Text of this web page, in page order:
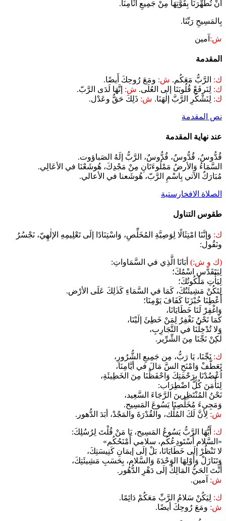
أَنْ تُطهِّرَنَا بِقُوَّتِهَا مِنْ جَمِيعِ آثَامِنَا.
بِالمَسِيحِ رَبِّنَا.
ش: آمين
المقدمة
ك: الرَّبُّ مَعَكُم. ش: ومَعَ رُوحِكَ أَيضًا.
ك: لِنَرفَعْ قُلُوبَنَا إلى العُلَى. ش: إنَّهَا لَدَى الرَّبّ.
ك: لِنَشْكُرِ الرَّبَّ إلٰهَنَا. ش: ذَلِكَ حَقٌّ وعَدْل.
نص المقدمة
عند نهاية المقدمة
قُدُّوسٌ، قُدُّوسٌ، قُدُّوسٌ، الرَّبُّ إلَهُ الصَباؤوت.
السَّمَاءُ وَالأرضُ مَمْلُوءَتَانِ مِنْ مَجْدِكَ، هُوشَعْنَا في الأعَالِي.
مُبَارَكٌ الآتي بِاسْمِ الرَّبّ، هُوشَعنا في الأعالي.
الصلاة الافخارستية
طقوس التناول
ك: وَإنَّنَا امْتِثَالًا لِوَصِيَّةِ المُخَلِّصِ، وَاسْتِنَادًا إلَى تَعْلِيمِهِ الإلٰهِيّ، نَجْسُرُ
ونَقُول:
(ك و ش:) أبَانَا الَّذِي في السَّمَاواتِ:
لِيَتَقَدَّسِ اسْمُكَ؛
لِيَأْتِ مَلَكُوتُكَ؛
لِتَكُنْ مَشِيئَتُكَ، كَمَا في السَّمَاءِ كَذٰلِكَ عَلَى الأرْض.
أَعْطِنَا خُبْزَنَا كَفَافَ يَوْمِنَا؛
وَاغْفِرْ لَنَا خَطَايَانَا،
كَمَا نَحْنُ نَغْفِرُ لِمَنْ خَطِئَ إلَيْنَا،
وَلا تُدْخِلْنَا في التَّجَارِبِ،
لٰكِنْ نَجِّنَا مِنَ الشِّرِّير.
ك: نَجِّنَا، يَا رَبُّ، مِن جَمِيعِ الشُّرُورِ،
تَعَطَّفْ وَامْنَحِ السَّ مَالَ في أيَّامِنَا،
اُعْضُدْنَا بِرَحْمَتِكَ وَاحْفَظْنَا مِنَ الخَطِيئَةِ،
لِنَأْمَنَ كُلَّ اضْطِرَاب:
نَحْنُ المُنْتَظِرينَ الرَّجَاءَ السَّعِيد،
وَمَجِيءَ مُخَلِّصِنَا يَسُوعَ المَسِيح.
ش: لِأنَّ لَكَ المُلْك، والقُدْرَةَ والمَجْدْ، أبَدَ الدُّهور.
ك: أَيُّهَا الرَّبُّ يَسُوعُ المَسِيح، يَا مَنْ قُلْتَ لِرُسُلِكَ:
«السَّلام أَسْتَودِعُكُم، سلامي أَمْنَحُكُم»
لا تَنْظُرْ إلَى خَطَايَانَا، بَلْ إلَى إيمَانِ كَنِيسَتِكَ،
وَتَنَازَلْ وَأَوْلِهَا الوَحْدَةَ وَالسَّلام، بِحَسَبِ مَشِيئَتِكَ،
أَنْتَ الحَيُّ المَالِكُ إلَى دَهْرِ الدُّهُور.
ش: آمين.
ك: لِيَكُنْ سَلامُ الرَّبِّ مَعَكُمْ دَائِمًا.
ش: ومَعَ رُوحِكَ أيضًا.